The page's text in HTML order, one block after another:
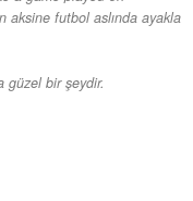
aksine futbol aslında ayakla
güzel bir şeydir.